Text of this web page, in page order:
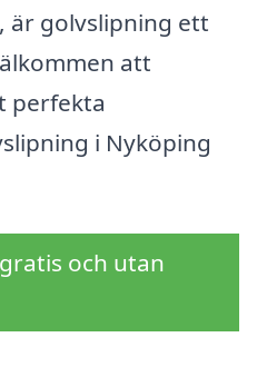
är golvslipning ett
att
perfekta
i Nyköping
och utan